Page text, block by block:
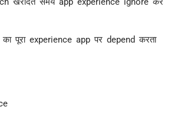
पूरा experience app पर depend करता